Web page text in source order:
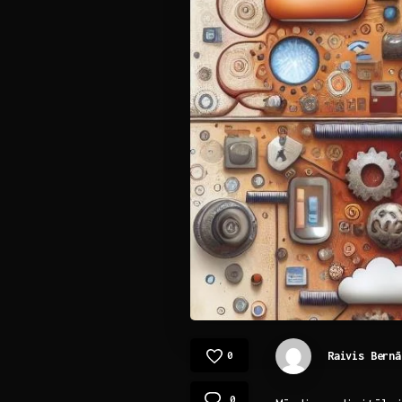
0
0
Raivis